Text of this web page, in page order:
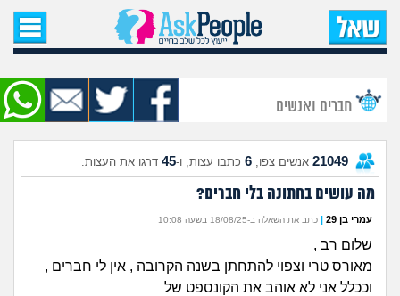
עמוד הבית
שאל שאלה
שאלות חדשות
שאלות שעוררו עניין
עצות חדשות
מה קורה כאן?
חברים ואנשים
21049 אנשים צפו, 6 כתבו עצות, ו-45 דרגו את העצות.
מה עושים בחתונה בלי חברים?
עמרי בן 29 | כתב את השאלה ב-18/08/25 בשעה 10:08
שלום רב ,
מאורס טרי וצפוי להתחתן בשנה הקרובה , אין לי חברים ,
וככלל אני לא אוהב את הקונספט של